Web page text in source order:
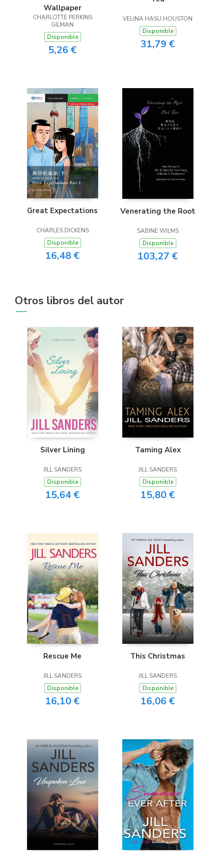
Wallpaper
CHARLOTTE PERKINS
GILMAN
Disponible
5,26 €
VELINA HASU HOUSTON
Disponible
31,79 €
Great Expectations
CHARLES DICKENS
Disponible
16,48 €
Venerating the Root
SABINE WILMS
Disponible
103,27 €
Otros libros del autor
Silver Lining
JILL SANDERS
Disponible
15,64 €
Taming Alex
JILL SANDERS
Disponible
15,80 €
Rescue Me
JILL SANDERS
Disponible
16,10 €
This Christmas
JILL SANDERS
Disponible
16,06 €